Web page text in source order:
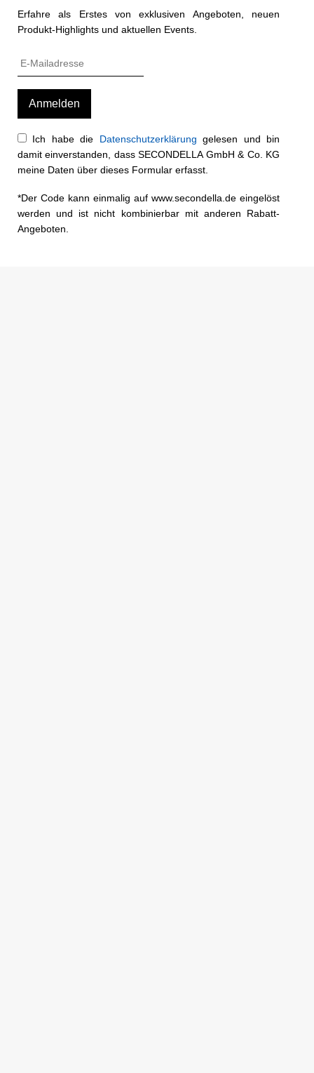
Erfahre als Erstes von exklusiven Angeboten, neuen
Produkt-Highlights und aktuellen Events.
Ich habe die Datenschutzerklärung gelesen und bin
damit einverstanden, dass SECONDELLA GmbH & Co. KG
meine Daten über dieses Formular erfasst.
*Der Code kann einmalig auf www.secondella.de eingelöst
werden und ist nicht kombinierbar mit anderen Rabatt-
Angeboten.